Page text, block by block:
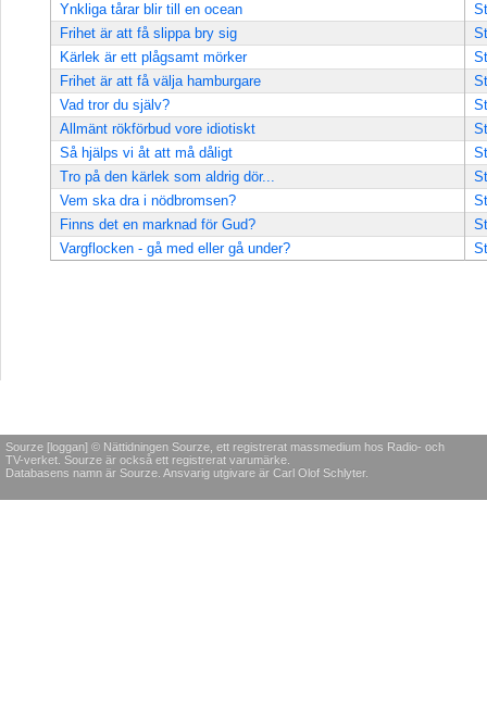
Ynkliga tårar blir till en ocean
Frihet är att få slippa bry sig
Kärlek är ett plågsamt mörker
Frihet är att få välja hamburgare
Vad tror du själv?
Allmänt rökförbud vore idiotiskt
Så hjälps vi åt att må dåligt
Tro på den kärlek som aldrig dör...
Vem ska dra i nödbromsen?
Finns det en marknad för Gud?
Vargflocken - gå med eller gå under?
Sourze [loggan] © Nättidningen Sourze, ett registrerat massmedium hos Radio- och
TV-verket. Sourze är också ett registrerat varumärke.
Databasens namn är Sourze. Ansvarig utgivare är Carl Olof Schlyter.